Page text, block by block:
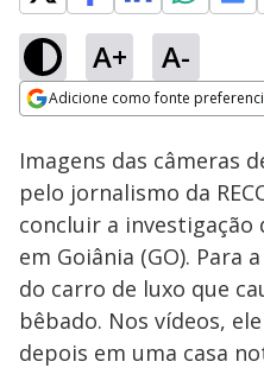
A+ A-
Adicione como fonte
Ativar
Loaded
65.85%
Imagens das câmeras
pelo jornalismo da
concluir a
em Goiânia (GO). Para
do carro de luxo que
bêbado. Nos vídeos,
depois em uma casa